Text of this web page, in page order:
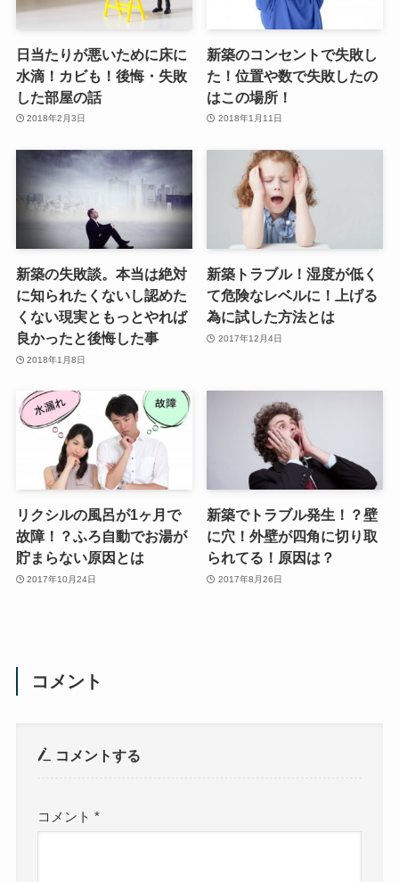
日当たりが悪いために床に
水滴！カビも！後悔・失敗
した部屋の話
2018年2月3日
新築のコンセントで失敗し
た！位置や数で失敗したの
はこの場所！
2018年1月11日
新築の失敗談。本当は絶対
に知られたくないし認めた
くない現実ともっとやれば
良かったと後悔した事
2018年1月8日
新築トラブル！湿度が低く
て危険なレベルに！上げる
為に試した方法とは
2017年12月4日
リクシルの風呂が1ヶ月で
故障！？ふろ自動でお湯が
貯まらない原因とは
2017年10月24日
新築でトラブル発生！？壁
に穴！外壁が四角に切り取
られてる！原因は？
2017年8月26日
コメント
コメントする
コメント*